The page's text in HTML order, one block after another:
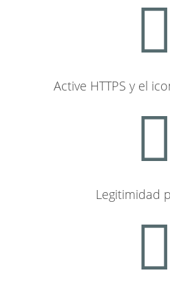
Active HTTPS y el
Legitimidad